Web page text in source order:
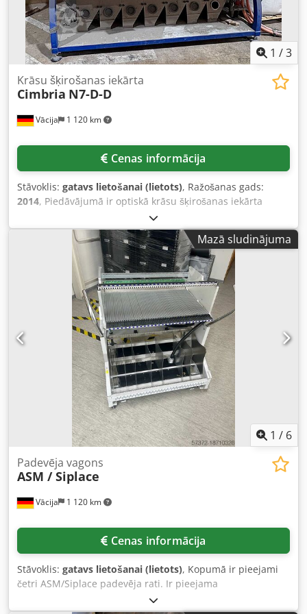
1 /3
Vācija 1 120 km
Krāsu šķirošanas iekārta
Cimbria N7-D-D
Cenas informācija
Stāvoklis: gatavs lietošanai (lietots), Ražošanas gads:
2014, Piedāvājumā ir optiskā krāsu šķirošanas iekārta
Cimbria beramām kravām. Nominālā caurlaidība: apm. 7
t/h, renes: 7, šķirošanas platums: apm. 1200 mm,
maksimālais defektu grupu skaits: 16, izmešanas
precizitāte: +/-0,5 mm, precizitāte: virs 99%, ieejas
augstums: apm. 2500 mm. Iekārtas izmēri (X/Y/Z): apm.
3500 mm/1800 mm/2200 mm, svars: apm. 1200 kg. Ir
pieejama dokumentācija. Iespējama apskate uz vietas.
Dodpfjxxl Nlsx Amzock
Mazā sludinājuma
1 / 6
Vācija 1 120 km
Padevēja vagons
ASM / Siplace
Cenas informācija
Stāvoklis: gatavs lietošanai (lietots), Kopumā ir pieejami
četri ASM/Siplace padevēja rati. Ir pieejama
dokumentācija. Ir iespējama apskate uz vietas. Dedpsv I U